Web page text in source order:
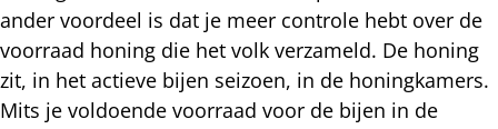
ander voordeel is dat je meer controle hebt over de
voorraad honing die het volk verzameld. De honing
zit, in het actieve bijen seizoen, in de honingkamers.
Mits je voldoende voorraad voor de bijen in de